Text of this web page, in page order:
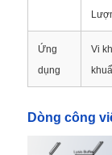
Yêu cầu Đặt
Bộ tách
Ứng
dụng
Vi
Dòng công